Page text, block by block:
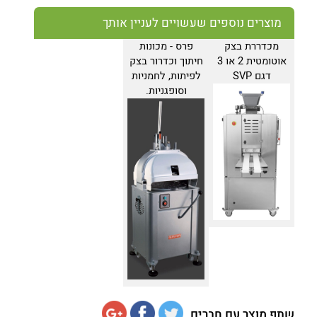
מוצרים נוספים שעשויים לעניין אותך
מכדררת בצק
אוטומטית 2 או 3
דגם SVP
פרס - מכונות
חיתוך וכדרור בצק
לפיתות, לחמניות
וסופגניות.